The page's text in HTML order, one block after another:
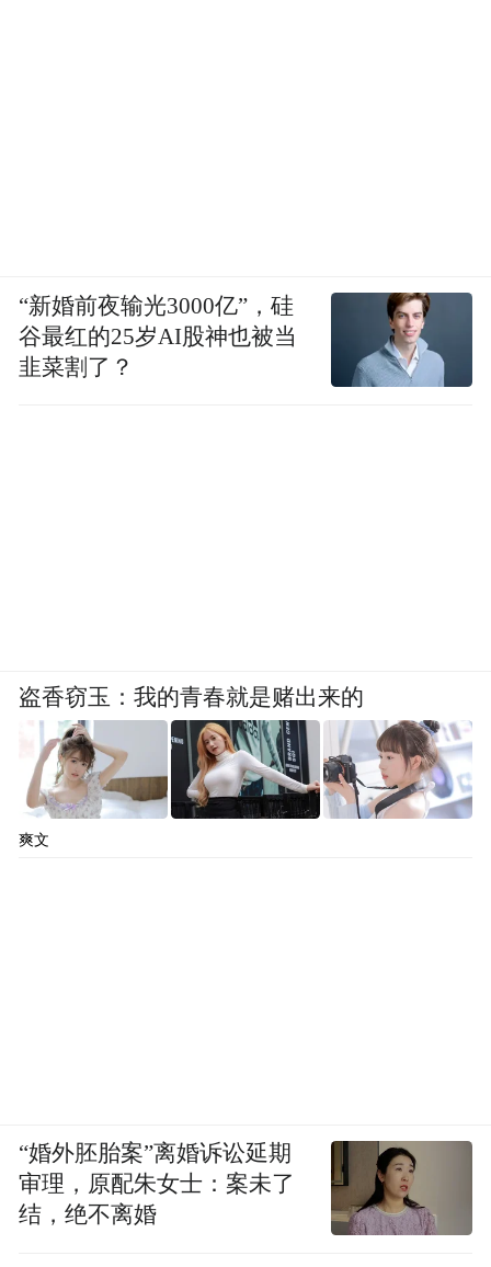
“新婚前夜输光3000亿”，硅
谷最红的25岁AI股神也被当
韭菜割了？
盗香窃玉：我的青春就是赌出来的
爽文
“婚外胚胎案”离婚诉讼延期
审理，原配朱女士：案未了
结，绝不离婚